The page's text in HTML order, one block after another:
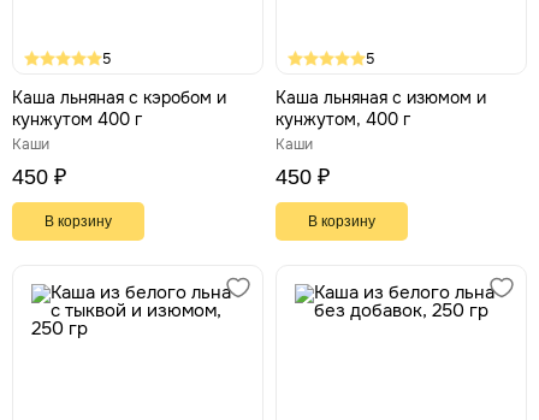
5
Каша льняная с кэробом и
кунжутом 400 г
Каши
450 ₽
В корзину
5
Каша льняная с изюмом и
кунжутом, 400 г
Каши
450 ₽
В корзину